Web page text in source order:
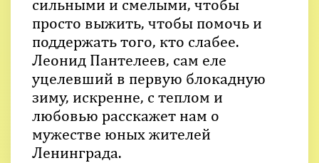
сильными и смелыми, чтобы
просто выжить, чтобы помочь и
поддержать того, кто слабее.
Леонид Пантелеев, сам еле
уцелевший в первую блокадную
зиму, искренне, с теплом и
любовью расскажет нам о
мужестве юных жителей
Ленинграда.